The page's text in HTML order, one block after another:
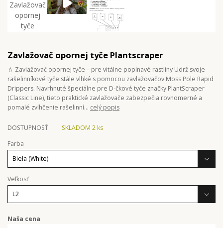
Zavlažovač opornej tyče Plantscraper
💧 Zavlažovač opornej tyče – pre vitálne popínavé rastliny Udrž svoje
rašelinníkové tyče stále vlhké s pomocou zavlažovačov Moss Pole Rapid
Drippers. Navrhnuté špeciálne pre D-čkové tyče značky PlantScraper
(Classic Line), tieto praktické zavlažovače zabezpečia rovnomerné a
pomalé zvlhčenie rašelinní... celý popis
DOSTUPNOSŤ
SKLADOM 2 ks
Farba
Veľkosť
Naša cena